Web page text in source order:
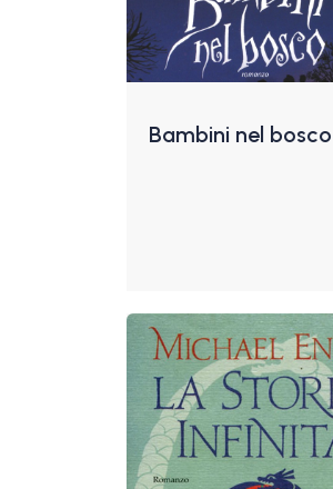
Bambini nel bosco